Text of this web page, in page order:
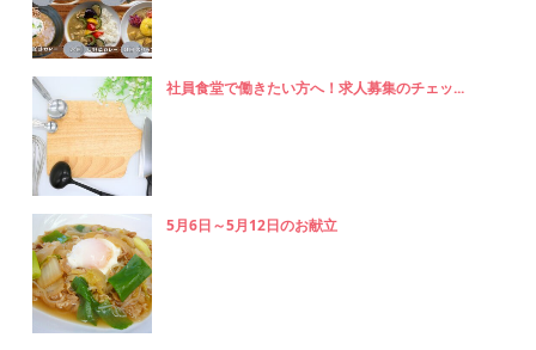
社員食堂で働きたい方へ！求人募集のチェッ...
5月6日～5月12日のお献立